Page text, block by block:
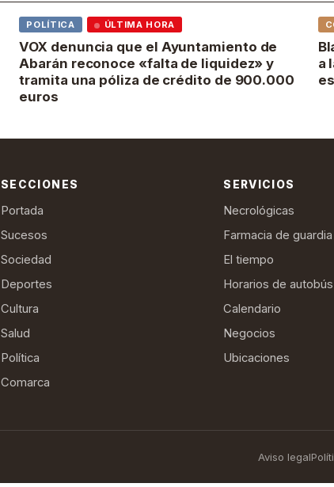
POLÍTICA ÚLTIMA HORA
VOX denuncia que el Ayuntamiento de
Abarán reconoce «falta de liquidez» y
tramita una póliza de crédito de 900.000
euros
a
SECCIONES
Portada
Sucesos
Sociedad
Deportes
Cultura
Salud
Política
Comarca
SERVICIOS
Necrológicas
Farmacia de guardia
El tiempo
Horarios de autobús
Calendario
Negocios
Ubicaciones
Aviso legal